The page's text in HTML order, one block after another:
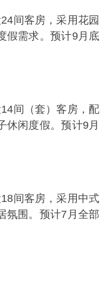
间客房，采用花园
假需求。预计9月底
间（套）客房，配
休闲度假。预计9月
间客房，采用中式
氛围。预计7月全部